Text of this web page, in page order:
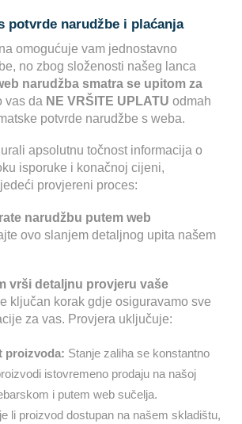
potvrde narudžbe i plaćanja
omogućuje vam jednostavno
no zbog složenosti našeg lanca
narudžba smatra se upitom za
vas da NE VRŠITE UPLATU odmah
potvrde narudžbe s weba.
apsolutnu točnost informacija o
isporuke i konačnoj cijeni,
provjereni proces:
narudžbu putem web
ovo slanjem detaljnog upita našem
vrši detaljnu provjeru vaše
ključan korak gdje osiguravamo sve
za vas. Provjera uključuje:
proizvoda: Stanje zaliha se konstantno
istovremeno prodaju na našoj
i putem web sučelja.
li proizvod dostupan na našem skladištu,